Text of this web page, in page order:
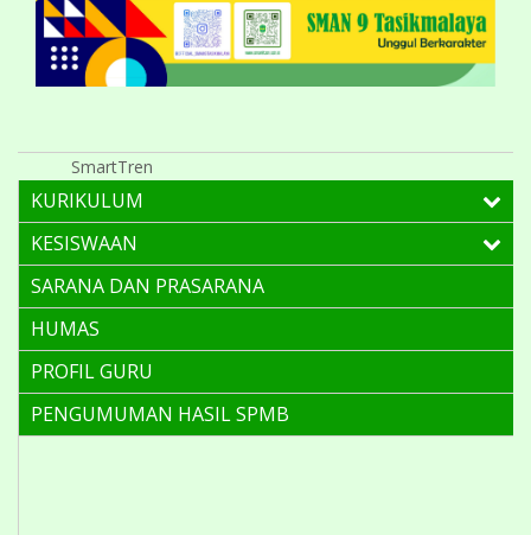
SmartTren
KURIKULUM
KESISWAAN
SARANA DAN PRASARANA
HUMAS
PROFIL GURU
PENGUMUMAN HASIL SPMB